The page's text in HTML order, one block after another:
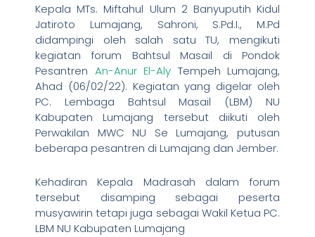
Kepala MTs. Miftahul Ulum 2 Banyuputih Kidul
Jatiroto Lumajang, Sahroni, S.Pd.I., M.Pd
didampingi oleh salah satu TU, mengikuti
kegiatan forum Bahtsul Masail di Pondok
Pesantren An-Anur El-Aly Tempeh Lumajang,
Ahad (06/02/22). Kegiatan yang digelar oleh
PC. Lembaga Bahtsul Masail (LBM) NU
Kabupaten Lumajang tersebut diikuti oleh
Perwakilan MWC NU Se Lumajang, putusan
beberapa pesantren di Lumajang dan Jember.
Kehadiran Kepala Madrasah dalam forum
tersebut disamping sebagai peserta
musyawirin tetapi juga sebagai Wakil Ketua PC.
LBM NU Kabupaten Lumajang